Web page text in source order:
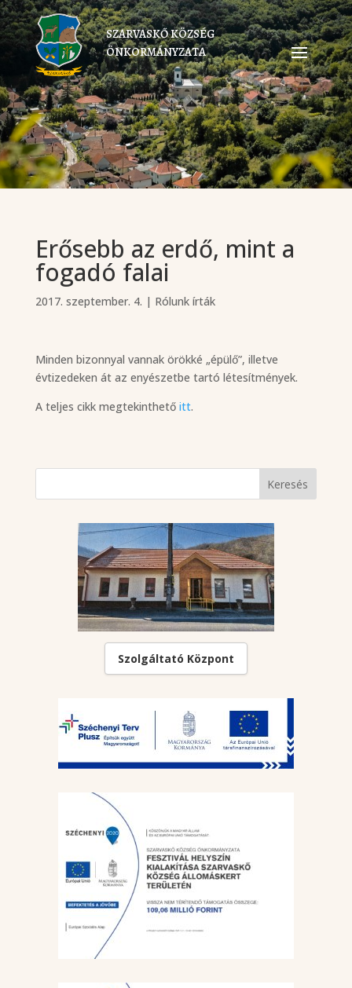
SZARVASKŐ KÖZSÉG
ÖNKORMÁNYZATA
Erősebb az erdő, mint a
fogadó falai
2017. szeptember. 4. | Rólunk írták
Minden bizonnyal vannak örökké „épülő”, illetve
évtizedeken át az enyészetbe tartó létesítmények.
A teljes cikk megtekinthető itt.
Szolgáltató Központ